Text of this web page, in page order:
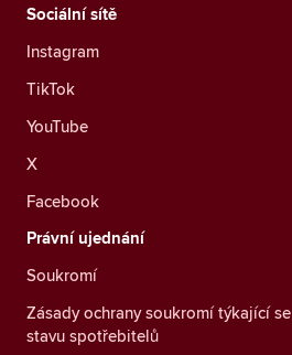
Sociální sítě
Instagram
TikTok
YouTube
X
Facebook
Právní ujednání
Soukromí
Zásady ochrany soukromí týkající
stavu spotřebitelů